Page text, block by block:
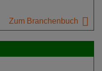
Zum Branchenbuch